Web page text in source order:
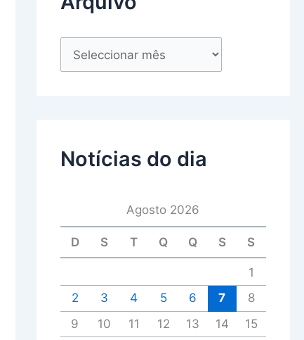
Notícias do dia
Agosto 2026
D S T Q Q S S
1
2
3 4 5 6 7
8
9
10 11 12 13 14
15